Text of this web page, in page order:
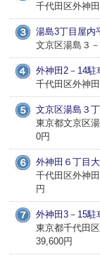
千代田区外神
湯島3丁目屋内
文京区湯島３
外神田2－14駐
千代田区外神
文京区湯島３
東京都文京区
0円
外神田６丁目
千代田区外神
円
外神田3－15駐
東京都千代田
39,600円